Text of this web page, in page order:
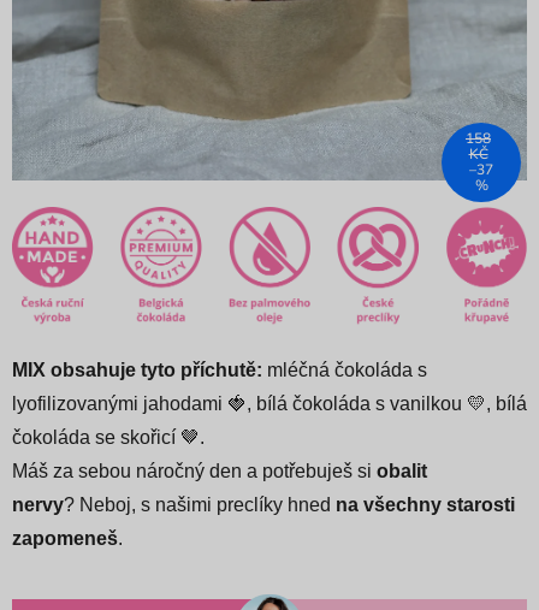
MIX obsahuje tyto příchutě: mléčná čokoláda s
lyofilizovanými jahodami 🍓, bílá čokoláda s vanilkou 💛, bílá
čokoláda se skořicí 🤎.
Máš za sebou náročný den a potřebuješ si obalit
nervy? Neboj, s našimi preclíky hned na všechny starosti
zapomeneš.
158
KČ
–37
%